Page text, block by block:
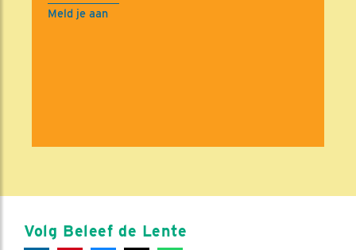
Meld je aan
Volg Beleef de Lente